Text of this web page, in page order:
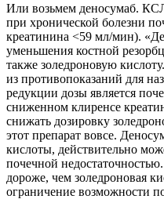
Или возьмем деносумаб.
при хронической болезни
креатинина <59 мл/мин).
уменьшения костной
также золедроновую
из противопоказаний для
редукции дозы является
сниженном клиренсе
снижать дозировку
этот препарат вовсе.
кислоты, действительно
почечной
дороже, чем золедроновая
ограничение возможности